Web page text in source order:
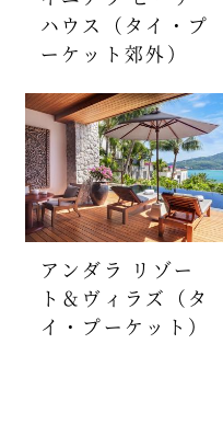
ハウス（タイ・プ
ーケット郊外）
アンダラ リゾー
ト＆ヴィラズ（タ
イ・プーケット）